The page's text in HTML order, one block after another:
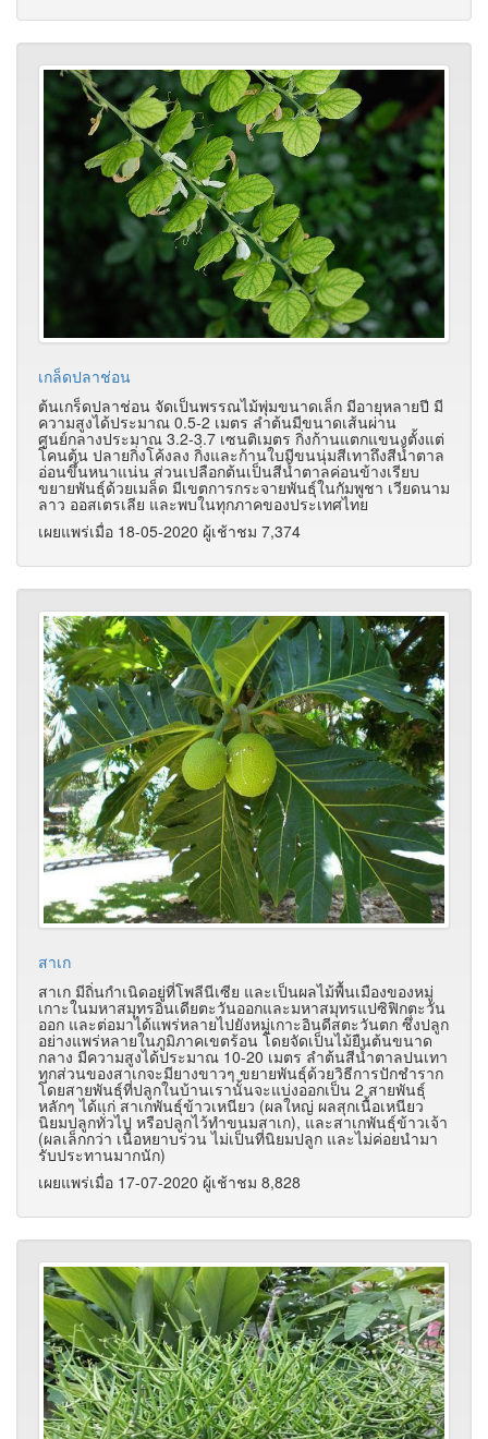
เกล็ดปลาช่อน
ต้นเกร็ดปลาช่อน จัดเป็นพรรณไม้พุ่มขนาดเล็ก มีอายุหลายปี มี
ความสูงได้ประมาณ 0.5-2 เมตร ลำต้นมีขนาดเส้นผ่าน
ศูนย์กลางประมาณ 3.2-3.7 เซนติเมตร กิ่งก้านแตกแขนงตั้งแต่
โคนต้น ปลายกิ่งโค้งลง กิ่งและก้านใบมีขนนุ่มสีเทาถึงสีน้ำตาล
อ่อนขึ้นหนาแน่น ส่วนเปลือกต้นเป็นสีน้ำตาลค่อนข้างเรียบ
ขยายพันธุ์ด้วยเมล็ด มีเขตการกระจายพันธุ์ในกัมพูชา เวียดนาม
ลาว ออสเตรเลีย และพบในทุกภาคของประเทศไทย
เผยแพร่เมื่อ 18-05-2020 ผู้เช้าชม 7,374
สาเก
สาเก มีถิ่นกำเนิดอยู่ที่โพลีนีเซีย และเป็นผลไม้พื้นเมืองของหมู่
เกาะในมหาสมุทรอินเดียตะวันออกและมหาสมุทรแปซิฟิกตะวัน
ออก และต่อมาได้แพร่หลายไปยังหมู่เกาะอินดีสตะวันตก ซึ่งปลูก
อย่างแพร่หลายในภูมิภาคเขตร้อน โดยจัดเป็นไม้ยืนต้นขนาด
กลาง มีความสูงได้ประมาณ 10-20 เมตร ลำต้นสีน้ำตาลปนเทา
ทุกส่วนของสาเกจะมียางขาวๆ ขยายพันธุ์ด้วยวิธีการปักชำราก
โดยสายพันธุ์ที่ปลูกในบ้านเรานั้นจะแบ่งออกเป็น 2 สายพันธุ์
หลักๆ ได้แก่ สาเกพันธุ์ข้าวเหนียว (ผลใหญ่ ผลสุกเนื้อเหนียว
นิยมปลูกทั่วไป หรือปลูกไว้ทำขนมสาเก), และสาเกพันธุ์ข้าวเจ้า
(ผลเล็กกว่า เนื้อหยาบร่วน ไม่เป็นที่นิยมปลูก และไม่ค่อยนำมา
รับประทานมากนัก)
เผยแพร่เมื่อ 17-07-2020 ผู้เช้าชม 8,828